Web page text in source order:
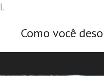
Como você